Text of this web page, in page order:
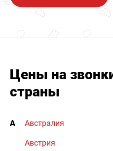
Цены на
страны
А Австралия
Австрия